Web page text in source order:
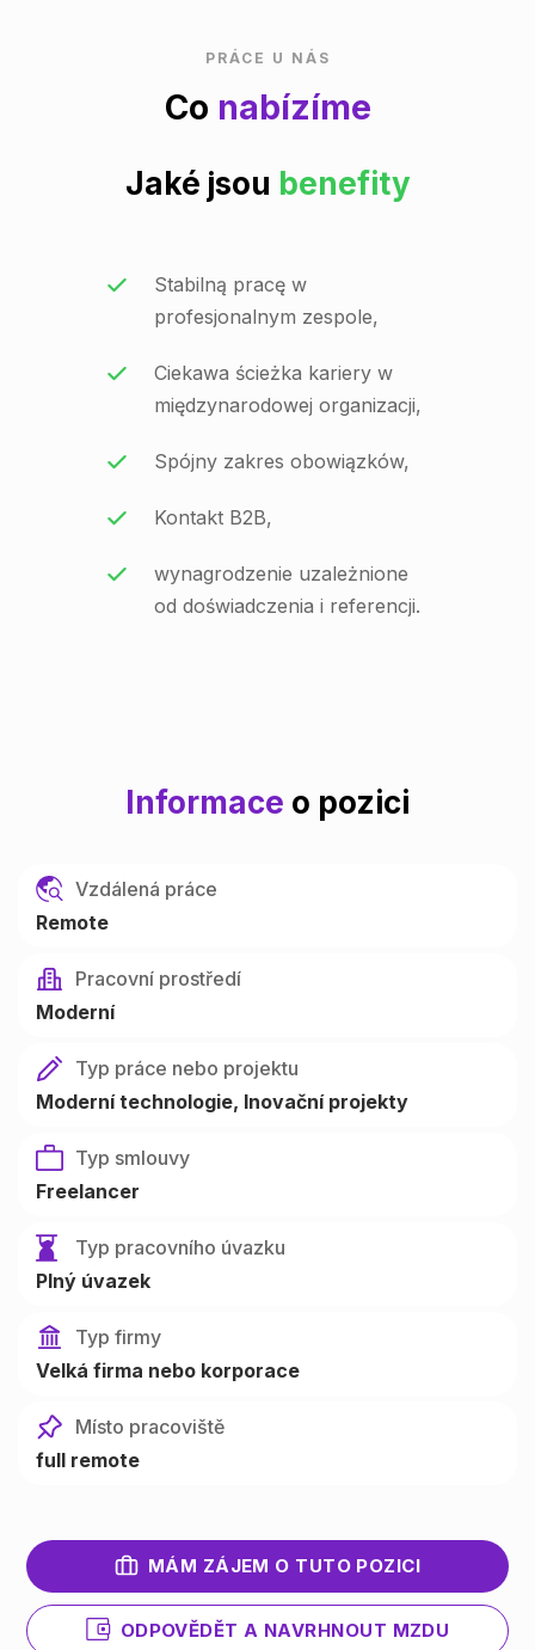
PRÁCE U NÁS
Co nabízíme
Jaké jsou benefity
Stabilną pracę w
profesjonalnym zespole,
Ciekawa ścieżka kariery w
międzynarodowej organizacji,
Spójny zakres obowiązków,
Kontakt B2B,
wynagrodzenie uzależnione
od doświadczenia i referencji.
Informace o pozici
Vzdálená práce
Remote
Pracovní prostředí
Moderní
Typ práce nebo projektu
Moderní technologie Inovační projekty
Typ smlouvy
Freelancer
Typ pracovního úvazku
Plný úvazek
Typ firmy
Velká firma nebo korporace
Místo pracoviště
full remote
MÁM ZÁJEM O TUTO POZICI
ODPOVĚDĚT A NAVRHNOUT MZDU